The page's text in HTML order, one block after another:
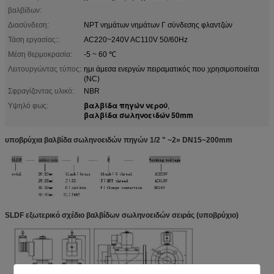
βαλβίδων:
Διασύνδεση:
NPT νημάτων νημάτων Γ σύνδεσης φλαντζών
Τάση εργασίας::
AC220~240V AC110V 50/60Hz
Μέση θερμοκρασία:
-5 ~ 60 ℃
Λειτουργώντας τύπος: ημι άμεσα ενεργών πειραματικός που χρησιμοποιείται
(NC)
Σφραγίζοντας υλικό:
NBR
Υψηλό φως:
βαλβίδα πηγών νερού,
βαλβίδα σωληνοειδών 50mm
υποβρύχια βαλβίδα σωληνοειδών πηγών 1/2 " ~2» DN15~200mm
SLDF εξωτερικό σχέδιο βαλβίδων σωληνοειδών σειράς (υποβρύχιο)